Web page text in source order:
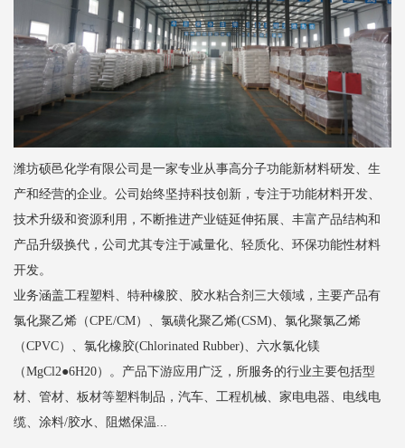
潍坊硕邑化学有限公司是一家专业从事高分子功能新材料研发、生
产和经营的企业。公司始终坚持科技创新，专注于功能材料开发、
技术升级和资源利用，不断推进产业链延伸拓展、丰富产品结构和
产品升级换代，公司尤其专注于减量化、轻质化、环保功能性材料
开发。
业务涵盖工程塑料、特种橡胶、胶水粘合剂三大领域，主要产品有
氯化聚乙烯（CPE/CM）、氯磺化聚乙烯(CSM)、氯化聚氯乙烯
（CPVC）、氯化橡胶(Chlorinated Rubber)、六水氯化镁
（MgCl2●6H20）。产品下游应用广泛，所服务的行业主要包括型
材、管材、板材等塑料制品，汽车、工程机械、家电电器、电线电
缆、涂料/胶水、阻燃保温...